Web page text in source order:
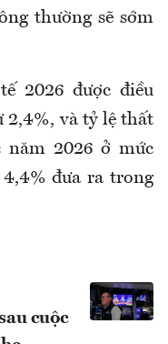
thường sẽ sớm
2026 được điều
2,4%, và tỷ lệ thất
năm 2026 ở mức
đưa ra trong
cuộc